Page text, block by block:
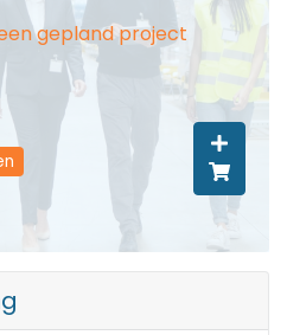
gepland project